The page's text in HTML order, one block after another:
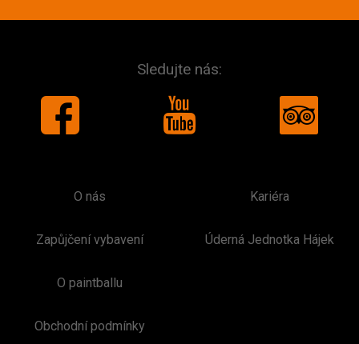
Sledujte nás:
O nás
Zapůjčení vybavení
O paintballu
Obchodní podmínky
Kariéra
Úderná Jednotka Hájek